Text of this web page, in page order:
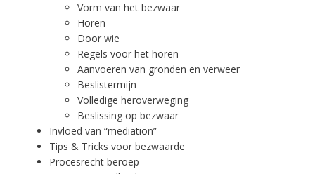
Vorm van het bezwaar
Horen
Door wie
Regels voor het horen
Aanvoeren van gronden en verweer
Beslistermijn
Volledige heroverweging
Beslissing op bezwaar
Invloed van “mediation”
Tips & Tricks voor bezwaarde
Procesrecht beroep